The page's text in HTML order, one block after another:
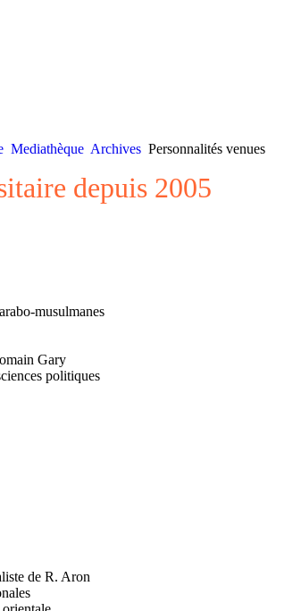
Mediathèque Archives Personnalités venues
depuis 2005
musulmanes
Gary
politiques
de R. Aron